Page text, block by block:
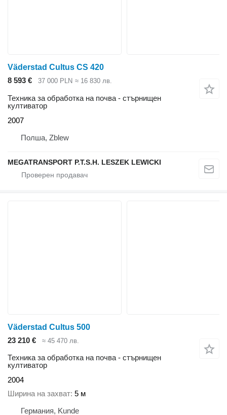
Väderstad Cultus CS 420
8 593 €
37 000 PLN ≈ 16 830 лв.
Техника за обработка на почва - стърнищен
култиватор
2007
Полша, Zblew
MEGATRANSPORT P.T.S.H. LESZEK LEWICKI
Väderstad Cultus 500
23 210 €
≈ 45 470 лв.
Техника за обработка на почва - стърнищен
култиватор
2004
Ширина на захват 5 м
Германия, Kunde